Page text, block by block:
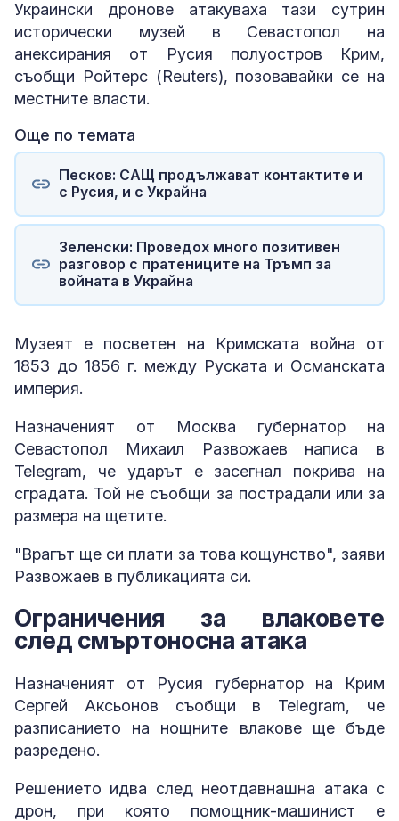
Украински дронове атакуваха тази сутрин
исторически музей в Севастопол на
анексирания от Русия полуостров Крим,
съобщи Ройтерс (Reuters), позовавайки се на
местните власти.
Още по темата
Песков: САЩ продължават контактите и
с Русия, и с Украйна
Зеленски: Проведох много позитивен
разговор с пратениците на Тръмп за
войната в Украйна
Музеят е посветен на Кримската война от
1853 до 1856 г. между Руската и Османската
империя.
Назначеният от Москва губернатор на
Севастопол Михаил Развожаев написа в
Telegram, че ударът е засегнал покрива на
сградата. Той не съобщи за пострадали или за
размера на щетите.
"Врагът ще си плати за това кощунство", заяви
Развожаев в публикацията си.
Ограничения за влаковете
след смъртоносна атака
Назначеният от Русия губернатор на Крим
Сергей Аксьонов съобщи в Telegram, че
разписанието на нощните влакове ще бъде
разредено.
Решението идва след неотдавнашна атака с
дрон, при която помощник-машинист е